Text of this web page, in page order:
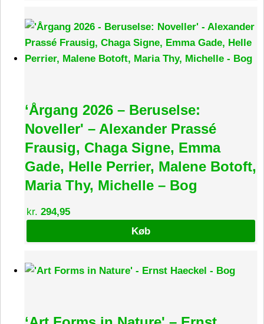
‘Årgang 2026 – Beruselse:
Noveller' – Alexander Prassé
Frausig, Chaga Signe, Emma
Gade, Helle Perrier, Malene Botoft,
Maria Thy, Michelle – Bog
kr. 294,95
Køb